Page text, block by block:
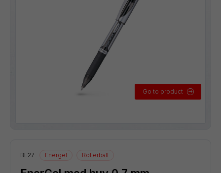
Go to product
BL27 Energel Rollerball